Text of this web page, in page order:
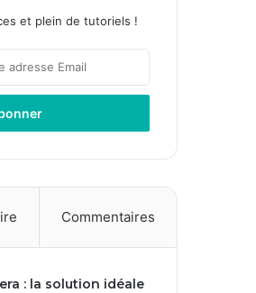
et plein de tutoriels !
Commentaires
: la solution idéale